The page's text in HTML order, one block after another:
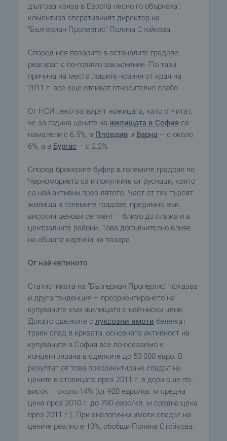
дългова криза в Европа лесно го обърнаха",
коментира оперативният директор на
"Бългериан Пропертис" Полина Стойкова.
Според нея пазарите в останалите градове
реагират с по-голямо закъснение. По тази
причина на места лошите новини от края на
2011 г. все още отекват относително слабо.
От НСИ леко затварят ножицата, като отчитат,
че за година цените на жилищата в София са
намалели с 6.5%, в Пловдив и Варна – с около
6%, а в Бургас – с 2.2%.
Според брокерите буфер в големите градове по
Черноморието са и покупките от руснаци, които
са най-активни през лятото. Част от тях търсят
жилища в големите градове, предимно във
високия ценови сегмент – близо до плажа и в
централните райони. Това допълнително влияе
на общата картина на пазара.
От най-евтиното
Статистиката на "Бългериан Пропертис" показва
и друга тенденция – преориентирането на
купувачите към жилищата с най-ниски цени.
Докато сделките с луксозни имоти бележат
траен спад в кризата, основната активност на
купувачите в София все по-осезаемо е
концентрирана в сделките до 50 000 евро. В
резултат от това преориентиране спадът на
цените в столицата през 2011 г. е дори още по-
висок – около 14% (от 920 евро/кв. м средна
цена през 2010 г. до 790 евро/кв. м средна цена
през 2011 г.). При аналогични имоти спадът на
цените реално е 10%, обобщи Полина Стойкова.